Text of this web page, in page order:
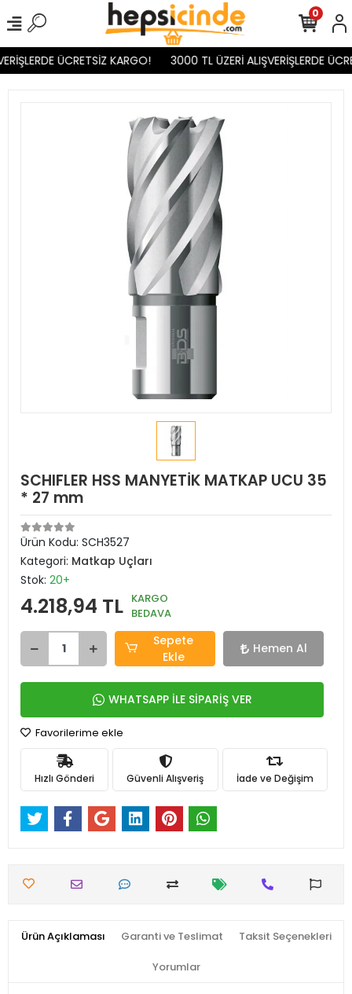
ÜCRETSİZ KARGO! 3000 TL ÜZERİ ALIŞVERİŞLERDE
0
SCHIFLER HSS MANYETİK MATKAP UCU 35
* 27 mm
Ürün Kodu: SCH3527
Kategori: Matkap Uçları
Stok: 20+
4.218,94 TL KARGO
BEDAVA
Sepete
Ekle
Hemen Al
WHATSAPP İLE SİPARİŞ VER
Favorilerime ekle
Hızlı Gönderi Güvenli Alışveriş İade ve Değişim
Ürün Açıklaması Garanti ve Teslimat Taksit Seçenekleri
Yorumlar